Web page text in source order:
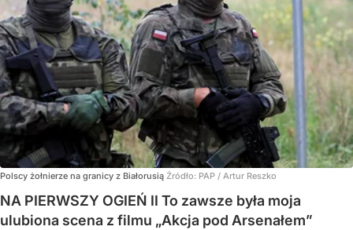
Polscy żołnierze na granicy z Białorusią Źródło: PAP / Artur Reszko
NA PIERWSZY OGIEŃ II To zawsze była moja
ulubiona scena z filmu „Akcja pod Arsenałem”